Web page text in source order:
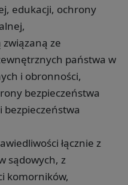
edukacji, ochrony
związaną ze
państwa w
i obronności,
bezpieczeństwa
bezpieczeństwa
łącznie z
sądowych, z
komorników,